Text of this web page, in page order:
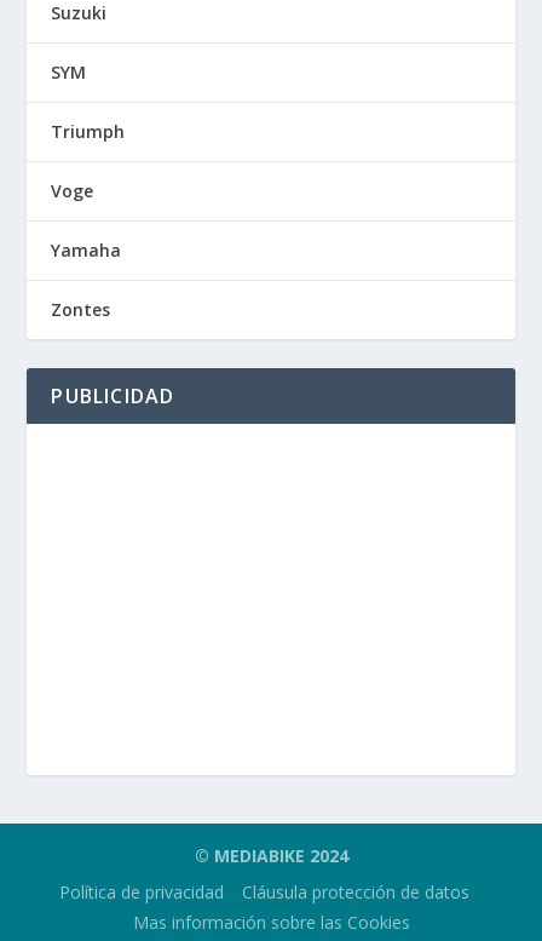
Suzuki
SYM
Triumph
Voge
Yamaha
Zontes
PUBLICIDAD
© MEDIABIKE 2024
Política de privacidad
Cláusula protección de datos
Mas información sobre las Cookies